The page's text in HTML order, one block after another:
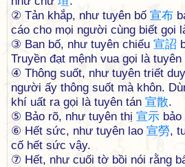
② Tản khắp, như tuyên bố 宣布
cáo cho mọi người cùng biết gọi
③ Ban bố, như tuyên chiếu 宣詔
Truyền đạt mệnh vua gọi là tuyên
④ Thông suốt, như tuyên triết
người ấy thông suốt mà khôn.
khí uất ra gọi là tuyên tán 宣散.
⑤ Bảo rõ, như tuyên thị 宣示 bảo
⑥ Hết sức, như tuyên lao 宣勞,
cố hết sức vậy.
⑦ Hết, như cuối tờ bồi nói rằng